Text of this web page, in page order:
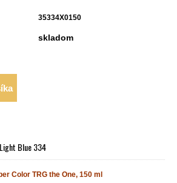
35334X0150
skladom
Blue 334
Color TRG the One, 150 ml